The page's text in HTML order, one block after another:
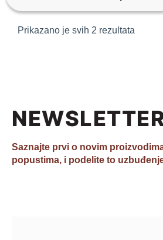
Prikazano je svih 2 rezultata
Saznajte prvi o novim
popustima, i podelite to